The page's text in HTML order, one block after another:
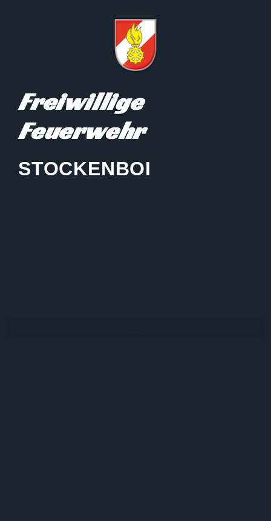
Freiwillige
Feuerwehr
STOCKENBOI